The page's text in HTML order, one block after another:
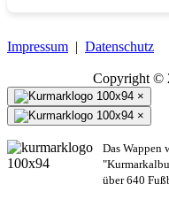
Impressum | Datenschutz
Copyright ©
×
×
Das Wappen
über 640